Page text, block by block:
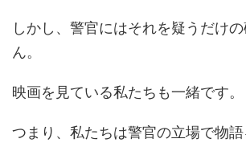
しかし、警官にはそれを疑うだけ
ん。
映画を見ている私たちも一緒です。
つまり、私たちは警官の立場で物